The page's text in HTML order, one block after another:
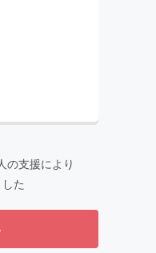
の支援により
た